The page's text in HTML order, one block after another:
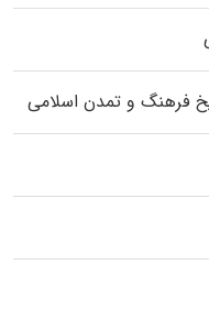
فرهنگ و تمدن اسلامی